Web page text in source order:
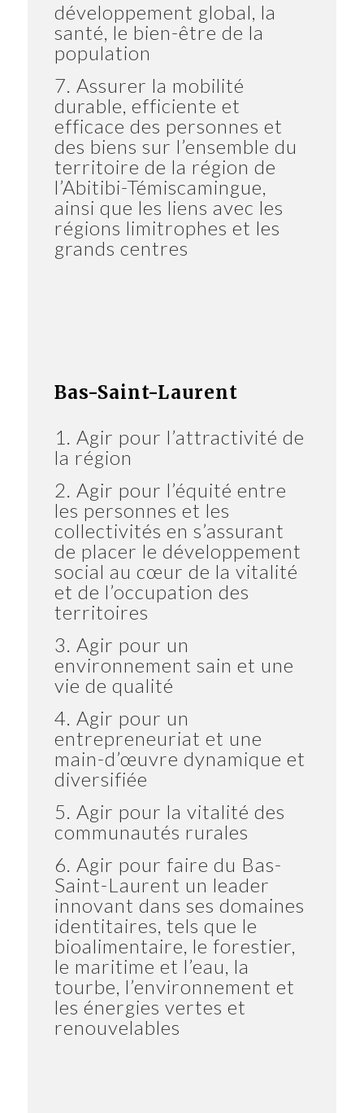
développement global, la
santé, le bien-être de la
population
7. Assurer la mobilité
durable, efficiente et
efficace des personnes et
des biens sur l’ensemble du
territoire de la région de
l’Abitibi-Témiscamingue,
ainsi que les liens avec les
régions limitrophes et les
grands centres
Bas-Saint-Laurent
1. Agir pour l’attractivité de
la région
2. Agir pour l’équité entre
les personnes et les
collectivités en s’assurant
de placer le développement
social au cœur de la vitalité
et de l’occupation des
territoires
3. Agir pour un
environnement sain et une
vie de qualité
4. Agir pour un
entrepreneuriat et une
main-d’œuvre dynamique et
diversifiée
5. Agir pour la vitalité des
communautés rurales
6. Agir pour faire du Bas-
Saint-Laurent un leader
innovant dans ses domaines
identitaires, tels que le
bioalimentaire, le forestier,
le maritime et l’eau, la
tourbe, l’environnement et
les énergies vertes et
renouvelables